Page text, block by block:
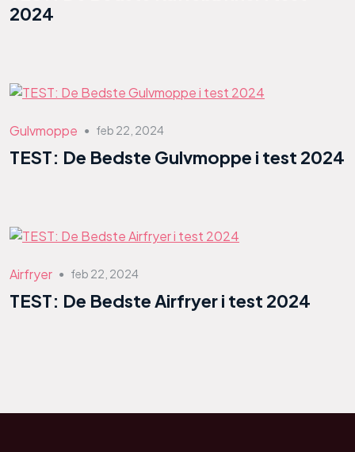
2024
Gulvmoppe ● feb 22, 2024
TEST: De Bedste Gulvmoppe i test 2024
Airfryer ● feb 22, 2024
TEST: De Bedste Airfryer i test 2024